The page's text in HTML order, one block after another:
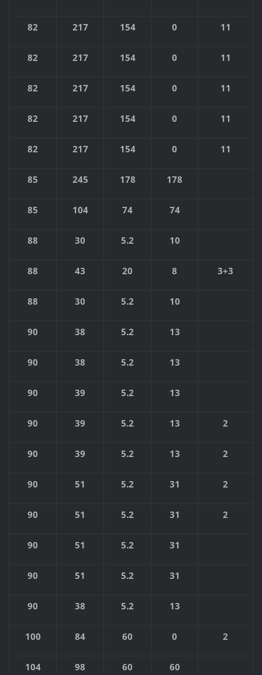
82 217 154 0 11
82 217 154 0 11
82 217 154 0 11
82 217 154 0 11
82 217 154 0 11
85 245 178 178
85 104 74 74
88 30 5.2 10
88 43 20 8 3+3
88 30 5.2 10
90 38 5.2 13
90 38 5.2 13
90 39 5.2 13
90 39 5.2 13 2
90 39 5.2 13 2
90 51 5.2 31 2
90 51 5.2 31 2
90 51 5.2 31
90 51 5.2 31
90 38 5.2 13
100 84 60 0 2
104 98 60 60